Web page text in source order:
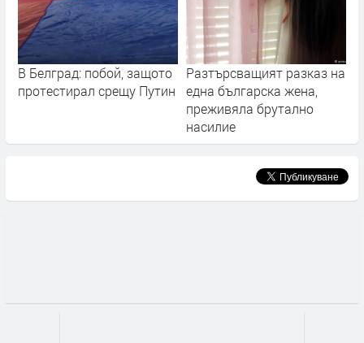
В Белград: побой, защото
протестирал срещу Путин
Разтърсващият разказ на
една българска жена,
преживяла брутално
насилие